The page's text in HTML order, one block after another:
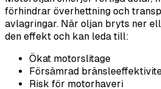
förhindrar överhettning och
avlagringar. När oljan bryts ner
den effekt och kan leda till:
Ökat motorslitage
Försämrad
Risk för motorhaveri